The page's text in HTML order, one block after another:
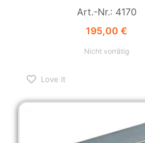
Art.-Nr.: 4170
195,00 €
Nicht vorrätig
Love it